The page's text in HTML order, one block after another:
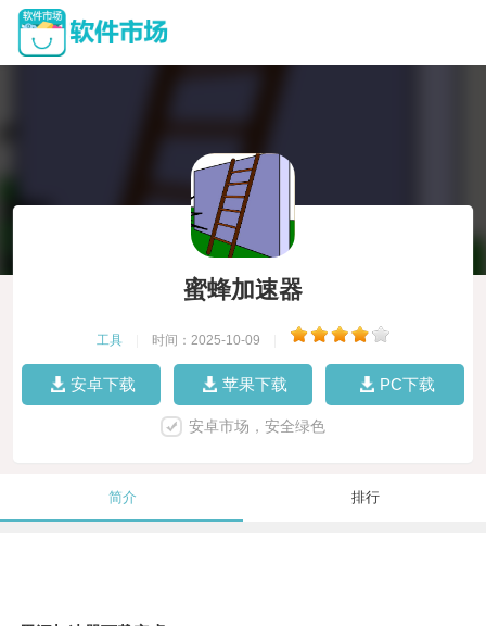
蜜蜂加速器
工具 时间：2025-10-09
安卓下载 苹果下载 PC下载
安卓市场，安全绿色
简介 排行